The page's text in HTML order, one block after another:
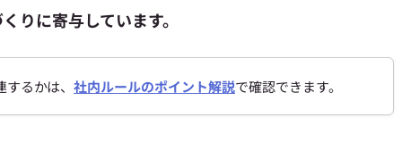
りに寄与しています。
るかは、 社内ルールのポイント解説で確認できます。